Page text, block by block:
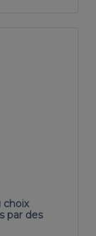
choix
par des